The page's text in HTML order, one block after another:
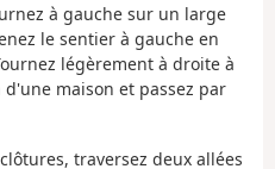
à gauche sur un large
le sentier à gauche en
légèrement à droite à
maison et passez par
traversez deux allées